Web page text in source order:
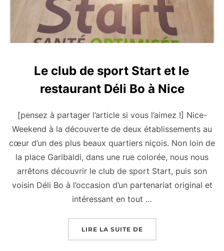
Le club de sport Start et le
restaurant Déli Bo à Nice
[pensez à partager l’article si vous l’aimez !] Nice-
Weekend à la découverte de deux établissements au
cœur d’un des plus beaux quartiers niçois. Non loin de
la place Garibaldi, dans une rue colorée, nous nous
arrêtons découvrir le club de sport Start, puis son
voisin Déli Bo à l’occasion d’un partenariat original et
intéressant en tout …
LIRE LA SUITE DE« LE CLUB DE SPORT